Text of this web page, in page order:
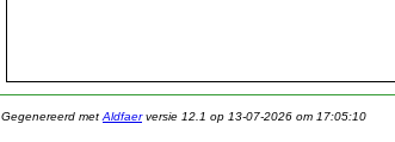
Gegenereerd met Aldfaerversie 12.1 op 13-07-2026 om 17:05:10